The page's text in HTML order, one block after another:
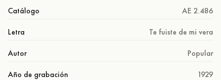
Catálogo AE 2.486
Letra Te fuiste de mi vera
Autor Popular
Año de grabación 1929